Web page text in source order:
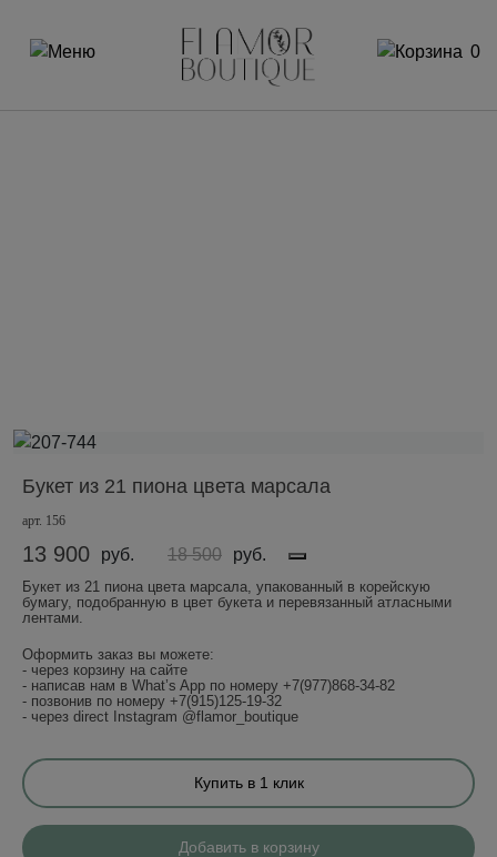
0
Букет из 21 пиона цвета марсала
арт. 156
Букет из 21 пиона цвета марсала, упакованный в корейскую
бумагу, подобранную в цвет букета и перевязанный атласными
лентами.
Оформить заказ вы можете:
- через корзину на сайте
- написав нам в What’s App по номеру +7(977)868-34-82
- позвонив по номеру +7(915)125-19-32
- через direct Instagram @flamor_boutique
13 900 руб. 18 500 руб.
Купить в 1 клик
Добавить в корзину